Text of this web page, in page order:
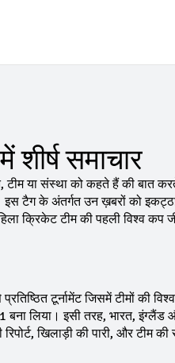
समाचार
टीम या संस्था को कहते हैंकी बात
के अंतर्गत उन ख़बरों को इकट्ठा
क्रिकेट टीम की पहली विश्व कप
टूर्नामेंट जिसमें टीमों की
लिया। इसी तरह, भारत, इंग्लैंड
खिलाड़ी की पारी, और टीम